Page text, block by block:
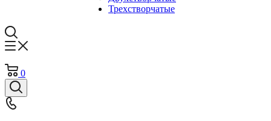
Трехстворчатые
0